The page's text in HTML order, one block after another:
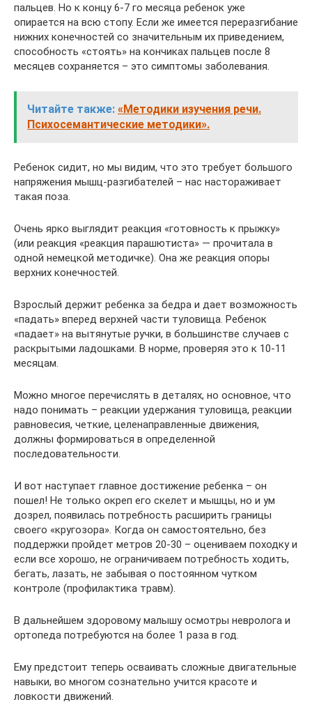
пальцев. Но к концу 6-7 го месяца ребенок уже
опирается на всю стопу. Если же имеется переразгибание
нижних конечностей со значительным их приведением,
способность «стоять» на кончиках пальцев после 8
месяцев сохраняется – это симптомы заболевания.
Читайте также: «Методики изучения речи.
Психосемантические методики».
Ребенок сидит, но мы видим, что это требует большого
напряжения мышц-разгибателей – нас настораживает
такая поза.
Очень ярко выглядит реакция «готовность к прыжку»
(или реакция «реакция парашютиста» — прочитала в
одной немецкой методичке). Она же реакция опоры
верхних конечностей.
Взрослый держит ребенка за бедра и дает возможность
«падать» вперед верхней части туловища. Ребенок
«падает» на вытянутые ручки, в большинстве случаев с
раскрытыми ладошками. В норме, проверяя это к 10-11
месяцам.
Можно многое перечислять в деталях, но основное, что
надо понимать – реакции удержания туловища, реакции
равновесия, четкие, целенаправленные движения,
должны формироваться в определенной
последовательности.
И вот наступает главное достижение ребенка – он
пошел! Не только окреп его скелет и мышцы, но и ум
дозрел, появилась потребность расширить границы
своего «кругозора». Когда он самостоятельно, без
поддержки пройдет метров 20-30 – оцениваем походку и
если все хорошо, не ограничиваем потребность ходить,
бегать, лазать, не забывая о постоянном чутком
контроле (профилактика травм).
В дальнейшем здоровому малышу осмотры невролога и
ортопеда потребуются на более 1 раза в год.
Ему предстоит теперь осваивать сложные двигательные
навыки, во многом сознательно учится красоте и
ловкости движений.